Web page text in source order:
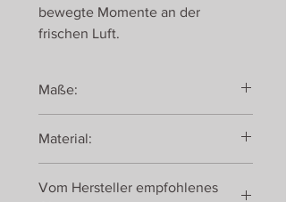
bewegte Momente an der
frischen Luft.
Maße:
Material:
Vom Hersteller empfohlenes